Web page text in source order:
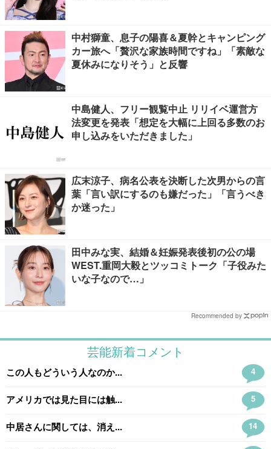
中村獅童、息子の陽喜＆夏幹とキャンピング
カー旅へ「贅沢な家族時間ですね」「素敵な
夏休みになりそう」と反響
中島健人、フリー観覧中止 リリイベ運営方
法変更を発表「想定を大幅に上回る多数のお
申し込みをいただきました」
広末涼子、病名公表を決断した次男からの言
葉「言い訳にするのも嫌だった」「言うべき
か迷った」
田中みな実、結婚＆妊娠発表後初の公の場
WEST.重岡大毅とツッコミトーク「子役みた
いな子なので…」
Recommended by